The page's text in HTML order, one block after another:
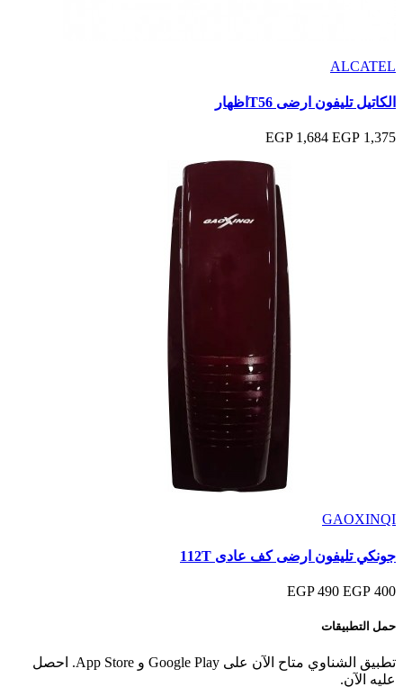
ALCATEL
الكاتيل تليفون ارضى T56اظهار
1,375 EGP
1,684 EGP
GAOXINQI
جونكي تليفون ارضى كف عادى 112T
400 EGP
490 EGP
حمل التطبيقات
تطبيق الشناوي متاح الآن على Google Play و App Store. احصل
عليه الآن.